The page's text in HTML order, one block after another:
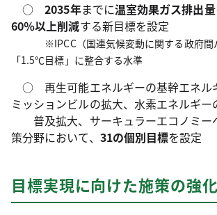
○2035年までに温室効果ガス排出量
60％以上削減する新目標を設定
※IPCC（国連気候変動に関する政府間
「1.5℃目標」に整合する水準
○ 再生可能エネルギーの基幹エネル
ミッションビルの拡大、水素エネルギー
普及拡大、サーキュラーエコノミー
策分野において、 31の個別目標を設定
目標実現に向けた施策の強化